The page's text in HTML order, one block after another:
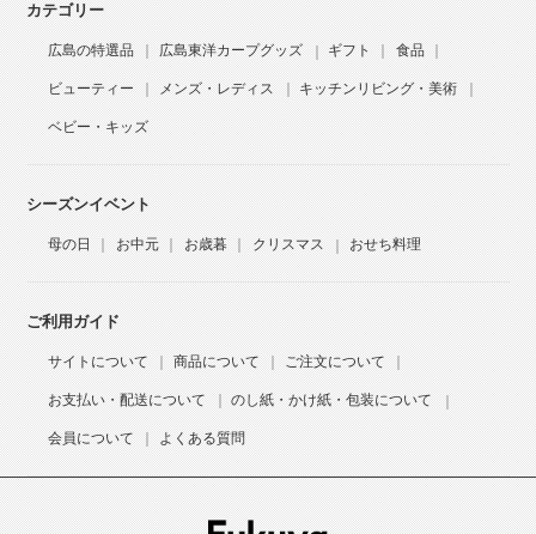
カテゴリー
広島の特選品 広島東洋カープグッズ ギフト 食品
ビューティー メンズ・レディス キッチンリビング・美術
ベビー・キッズ
シーズンイベント
母の日 お中元 お歳暮 クリスマス おせち料理
ご利用ガイド
サイトについて 商品について ご注文について
お支払い・配送について のし紙・かけ紙・包装について
会員について よくある質問